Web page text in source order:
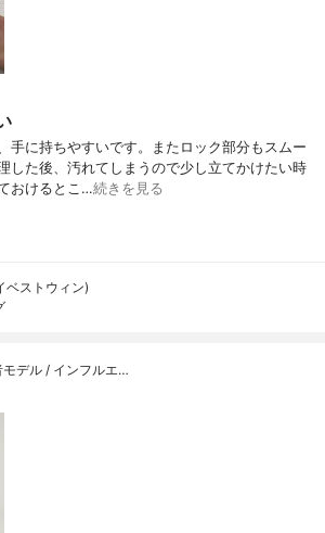
手に持ちやすいです。またロック部分もスムー
した後、汚れてしまうので少し立てかけたい時
おけるとこ…続きを見る
ベストウィン)
モデル / インフルエ…